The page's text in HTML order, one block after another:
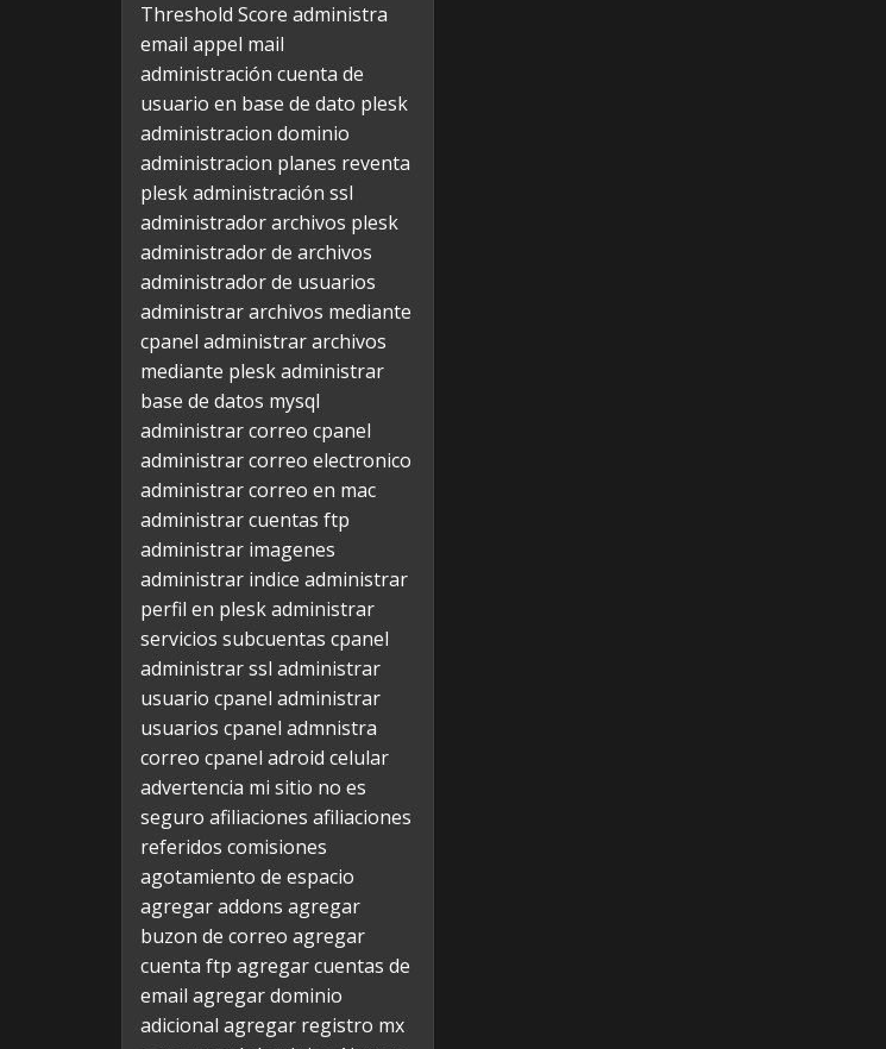
Threshold Score administra
email appel mail
administración cuenta de
usuario en base de dato plesk
administracion dominio
administracion planes reventa
pleskadministración ssl
administrador archivos plesk
administrador de archivos
administrador de usuarios
administrar archivos mediante
cpanel administrar archivos
mediante pleskadministrar
base de datos mysql
administrar correo cpanel
administrar correo electronico
administrar correo en mac
administrar cuentas ftp
administrar imagenes
administrar indice administrar
perfil en pleskadministrar
servicios subcuentas cpanel
administrar ssl administrar
usuario cpanel administrar
usuarios cpanel admnistra
correo cpanel adroid celular
advertencia mi sitio no es
seguro afiliaciones afiliaciones
referidos comisiones
agotamiento de espacio
agregar addons agregar
buzon de correo agregar
cuenta ftp agregar cuentas de
email agregar dominio
adicional agregar registro mx